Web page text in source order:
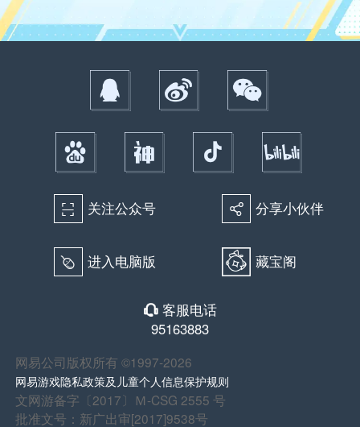
򰀁 关注公众号 򰀂 分享小伙伴
򰀄 进入电脑版 藏宝阁
򰀃 客服电话
95163883
网易公司版权所有 ©1997-2026
网易游戏隐私政策及儿童个人信息保护规则
文网游备字〔2017〕Ｍ-CSG 2555 号
批准文号：新广出审[2017]9538号